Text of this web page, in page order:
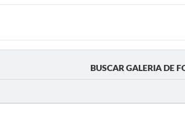
BUSCAR GALERIA DE